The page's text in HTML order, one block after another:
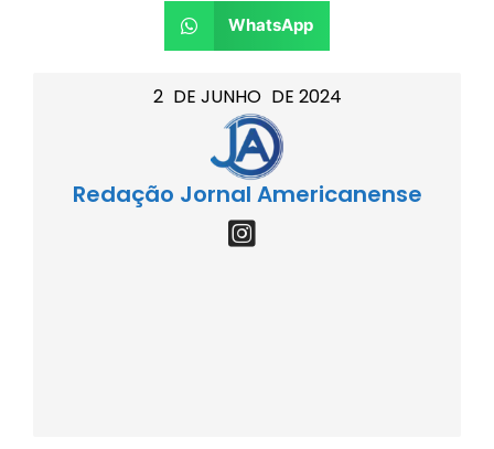
2 DE JUNHO DE 2024
Redação Jornal Americanense
WhatsApp